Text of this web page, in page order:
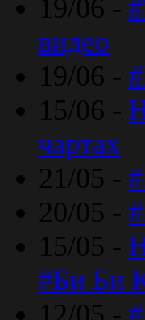
19/06 -
видео
19/06 -
15/06 -
чартах
21/05 -
20/05 -
15/05 -
#Би Би